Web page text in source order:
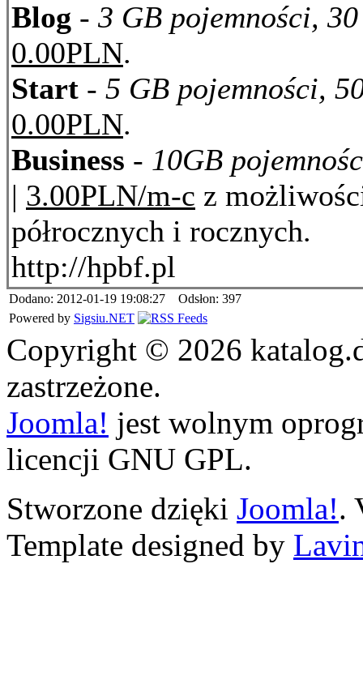
Blog - 3 GB pojemności,
0.00PLN.
Start - 5 GB pojemności,
0.00PLN.
Business - 10GB
| 3.00PLN/m-c z
półrocznych i rocznych.
http://hpbf.pl
Dodano: 2012-01-19 19:08:27 Odsłon: 397
Powered by Sigsiu.NET
Copyright © 2026
zastrzeżone.
Joomla! jest wolnym
licencji GNU GPL.
Stworzone dzięki Joomla!.
Template designed by